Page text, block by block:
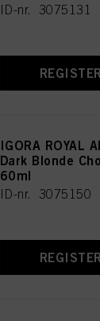
ID-nr. 3075131
IGORA ROYAL
Dark Blonde
60ml
ID-nr. 3075150